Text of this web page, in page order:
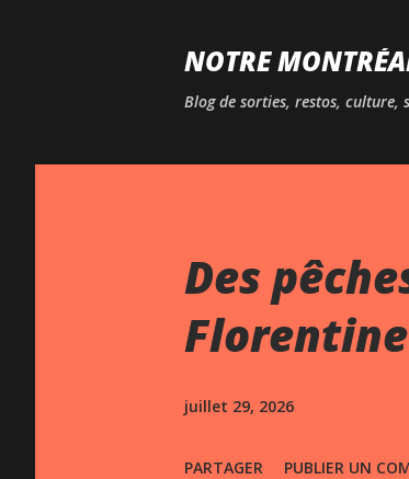
NOTRE
Blog de sorties, restos, culture,
Des
Florentine
juillet 29, 2026
PARTAGER PUBLIER UN